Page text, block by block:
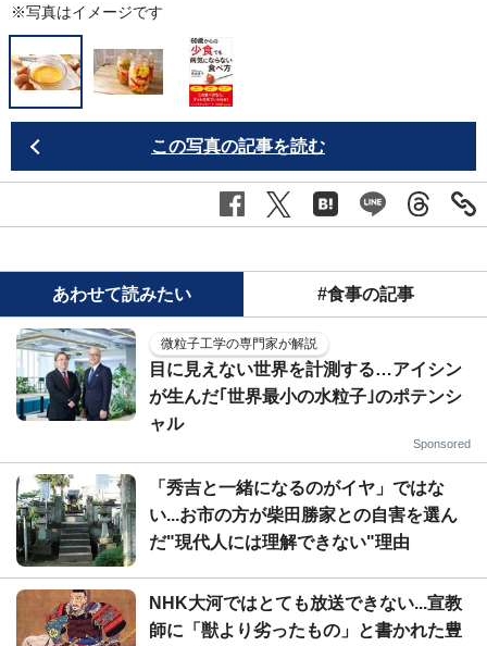
※写真はイメージです
この写真の記事を読む
あわせて読みたい #食事の記事
微粒子工学の専門家が解説
目に見えない世界を計測する…アイシン
が生んだ｢世界最小の水粒子｣のポテンシ
ャル
Sponsored
「秀吉と一緒になるのがイヤ」ではな
い...お市の方が柴田勝家との自害を選ん
だ"現代人には理解できない"理由
NHK大河ではとても放送できない...宣教
師に「獣より劣ったもの」と書かれた豊